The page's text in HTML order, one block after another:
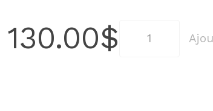
130.00$